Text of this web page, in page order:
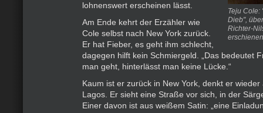
Teju Cole:
Dieb",
Richter-
lohnenswert erscheinen lässt.
Am Ende kehrt der Erzähler wie
Cole selbst nach New York zurück.
Er hat Fieber, es geht ihm schlecht,
dagegen hilft kein Schmiergeld. „Das bedeutet
man geht, hinterlässt man keine Lücke.“
Kaum ist er zurück in New York, denkt er
Lagos. Er sieht eine Straße vor sich, in der
Einer davon ist aus weißem Satin: „eine